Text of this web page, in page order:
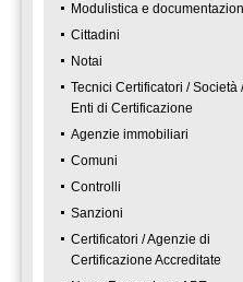
Modulistica e
Cittadini
Notai
Tecnici Certificatori / Società /
Enti di Certificazione
Agenzie immobiliari
Comuni
Controlli
Sanzioni
Certificatori / Agenzie di
Certificazione Accreditate